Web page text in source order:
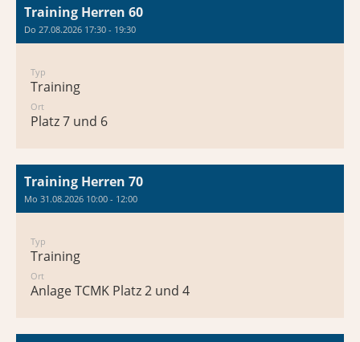
Training Herren 60
Do 27.08.2026 17:30 - 19:30
Typ
Training
Ort
Platz 7 und 6
Training Herren 70
Mo 31.08.2026 10:00 - 12:00
Typ
Training
Ort
Anlage TCMK Platz 2 und 4